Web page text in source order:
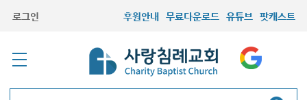
로그인 후원안내 무료다운로드 유튜브 팟캐스트